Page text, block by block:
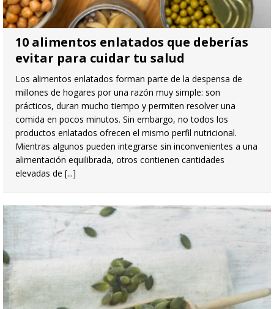
10 alimentos enlatados que deberías
evitar para cuidar tu salud
Los alimentos enlatados forman parte de la despensa de
millones de hogares por una razón muy simple: son
prácticos, duran mucho tiempo y permiten resolver una
comida en pocos minutos. Sin embargo, no todos los
productos enlatados ofrecen el mismo perfil nutricional.
Mientras algunos pueden integrarse sin inconvenientes a una
alimentación equilibrada, otros contienen cantidades
elevadas de [...]